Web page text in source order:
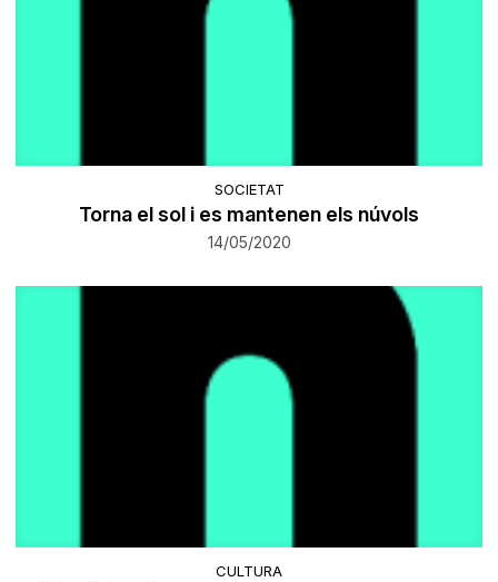
SOCIETAT
Torna el sol i es mantenen els núvols
14/05/2020
CULTURA